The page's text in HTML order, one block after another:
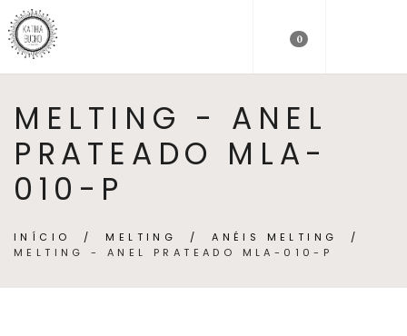
0
MELTING - ANEL
PRATEADO MLA-
010-P
INÍCIO / MELTING /ANÉIS MELTING
/
MELTING - ANEL PRATEADO MLA-010-P